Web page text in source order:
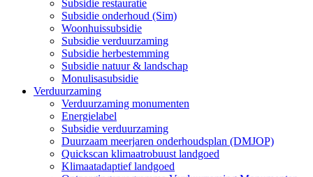
Subsidie restauratie
Subsidie onderhoud (Sim)
Woonhuissubsidie
Subsidie verduurzaming
Subsidie herbestemming
Subsidie natuur & landschap
Monulisasubsidie
Verduurzaming
Verduurzaming monumenten
Energielabel
Subsidie verduurzaming
Duurzaam meerjaren onderhoudsplan (DMJOP)
Quickscan klimaatrobuust landgoed
Klimaatadaptief landgoed